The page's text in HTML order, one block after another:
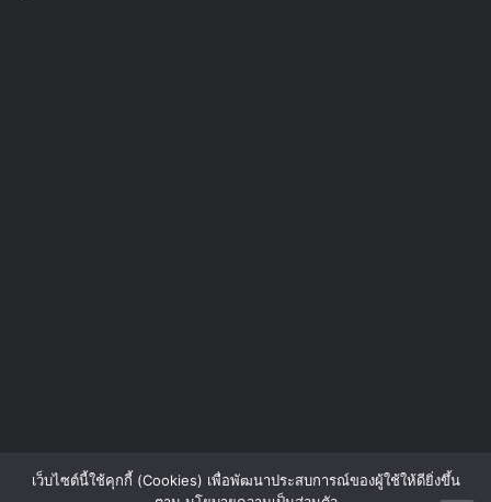
เว็บไซต์นี้ใช้คุกกี้ (Cookies) เพื่อพัฒนาประสบการณ์ของผู้ใช้ให้ดียิ่งขึ้น